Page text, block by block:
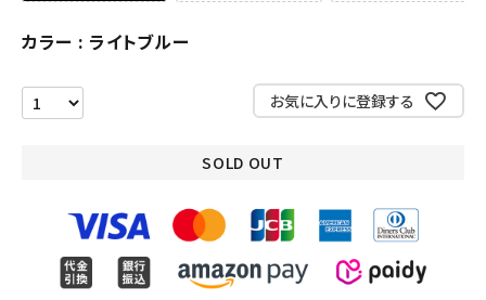
meeting_room ログイン person
カラー ライトブルー
お気に入りに登録する
SOLD OUT